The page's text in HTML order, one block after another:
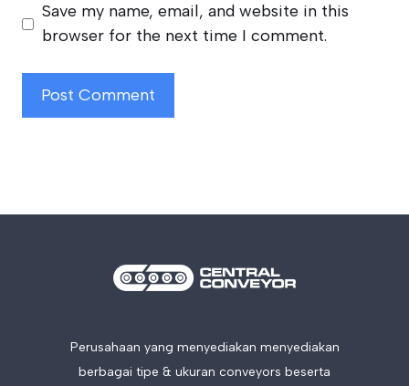
Save my name, email, and website in this
browser for the next time I comment.
Perusahaan yang menyediakan menyediakan
berbagai tipe & ukuran conveyors beserta